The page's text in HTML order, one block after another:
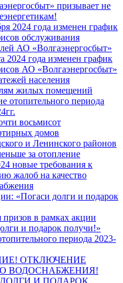
призывает не
2024 года изменен график
обслуживания
АО «Волгаэнергосбыт»
2024 года изменен график
АО «Волгаэнергосбыт»
населения
жилых помещений
отопительного периода
восьмисот
домов
и Ленинского районов
за отопление
новые требования к
жалоб на качество
«Погаси долги и подарок
в рамках акции
и подарок получи!»
периода 2023-
ОТКЛЮЧЕНИЕ
ВОДОСНАБЖЕНИЯ!